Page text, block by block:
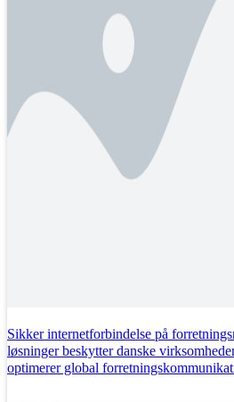
Sikker internetforbindelse på
løsninger beskytter danske
optimerer global